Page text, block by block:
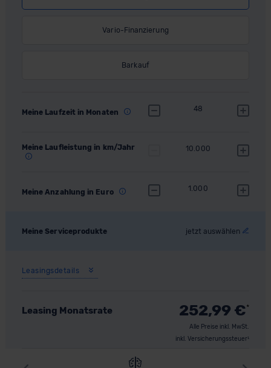
Vario-Finanzierung
Barkauf
Meine Laufzeit in Monaten 48
Meine Laufleistung in km/Jahr 10.000
Meine Anzahlung in Euro 1.000
Meine Serviceprodukte jetzt auswählen
Leasingsdetails
Leasing Monatsrate 252,99 €*
Alle Preise inkl. MwSt.
inkl. Versicherungssteuer¹